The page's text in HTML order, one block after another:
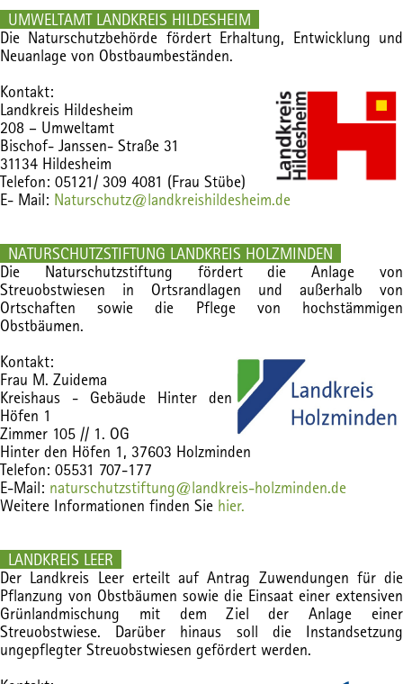
UMWELTAMT LANDKREIS HILDESHEIM
Die Naturschutzbehörde fördert Erhaltung, Entwicklung und
Neuanlage von Obstbaumbeständen.
Kontakt:
Landkreis Hildesheim
208 – Umweltamt
Bischof- Janssen- Straße 31
31134 Hildesheim
Telefon: 05121/ 309 4081 (Frau Stübe)
E- Mail: Naturschutz@landkreishildesheim.de
NATURSCHUTZSTIFTUNG LANDKREIS HOLZMINDEN
Die Naturschutzstiftung fördert die Anlage von
Streuobstwiesen in Ortsrandlagen und außerhalb von
Ortschaften sowie die Pflege von hochstämmigen
Obstbäumen.
Kontakt:
Frau M. Zuidema
Kreishaus - Gebäude Hinter den
Höfen 1
Zimmer 105 // 1. OG
Hinter den Höfen 1, 37603 Holzminden
Telefon: 05531 707-177
E-Mail: naturschutzstiftung@landkreis-holzminden.de
Weitere Informationen finden Sie hier.
LANDKREIS LEER
Der Landkreis Leer erteilt auf Antrag Zuwendungen für die
Pflanzung von Obstbäumen sowie die Einsaat einer extensiven
Grünlandmischung mit dem Ziel der Anlage einer
Streuobstwiese. Darüber hinaus soll die Instandsetzung
ungepflegter Streuobstwiesen gefördert werden.